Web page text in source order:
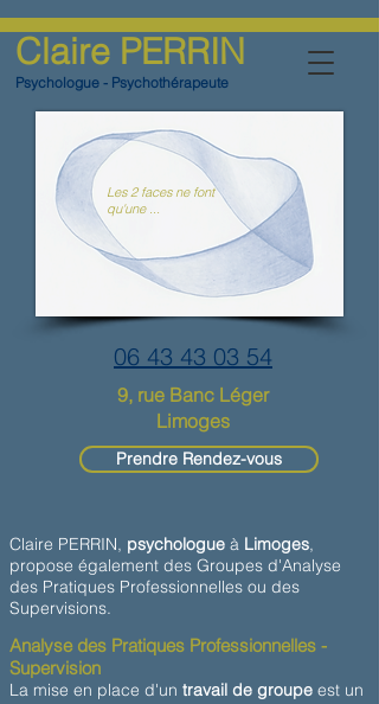
9, rue Banc Léger
Limoges
06 43 43 03 54
Claire PERRIN
Psychologue - Psychothérapeute
Prendre Rendez-vous
Les 2 faces ne font
qu'une ...
Claire PERRIN, psychologue à Limoges,
propose également des Groupes d'Analyse
des Pratiques Professionnelles ou des
Supervisions.
Analyse des Pratiques Professionnelles -
Supervision
La mise en place d'un travail de groupe est un